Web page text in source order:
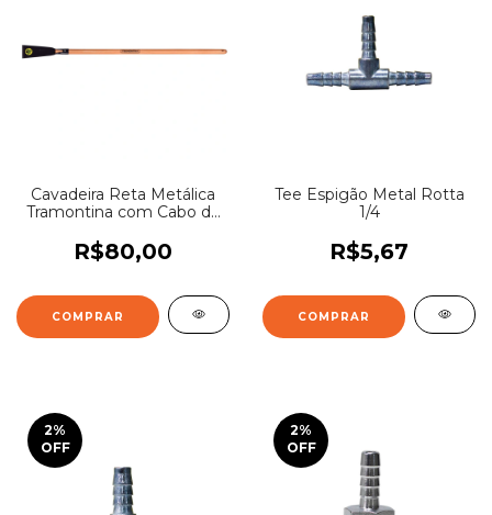
Cavadeira Reta Metálica
Tramontina com Cabo de
R$80,00
Tee Espigão Metal Rotta
1/4
R$5,67
2%
OFF
2%
OFF